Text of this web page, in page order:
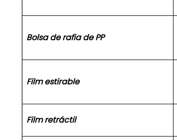
Bolsa de rafia de PP
Film estirable
Film retráctil